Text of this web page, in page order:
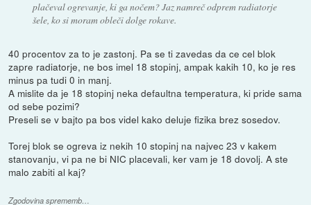
plačeval ogrevanje, ki ga nočem? Jaz namreč odprem radiatorje
šele, ko si moram obleči dolge rokave.
40 procentov za to je zastonj. Pa se ti zavedas da ce cel blok
zapre radiatorje, ne bos imel 18 stopinj, ampak kakih 10, ko je res
minus pa tudi 0 in manj.
A mislite da je 18 stopinj neka defaultna temperatura, ki pride sama
od sebe pozimi?
Preseli se v bajto pa bos videl kako deluje fizika brez sosedov.
Torej blok se ogreva iz nekih 10 stopinj na najvec 23 v kakem
stanovanju, vi pa ne bi NIC placevali, ker vam je 18 dovolj. A ste
malo zabiti al kaj?
Zgodovina sprememb…